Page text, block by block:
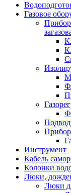
Газовое
Инструмент
Кабель
Колонки
Люки,
Люки